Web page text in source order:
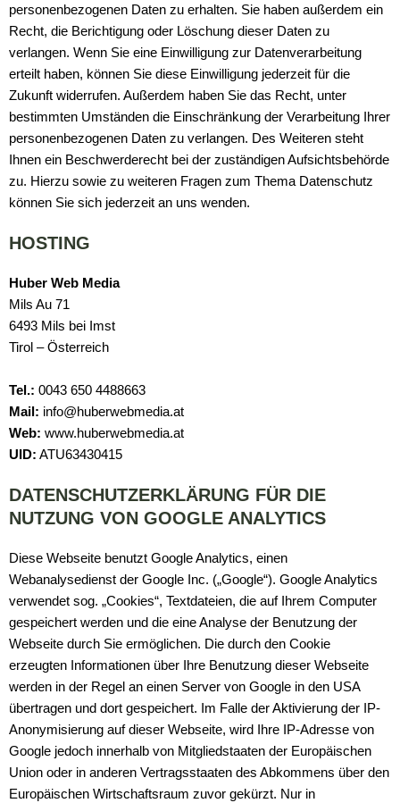
personenbezogenen Daten zu erhalten. Sie haben außerdem ein
Recht, die Berichtigung oder Löschung dieser Daten zu
verlangen. Wenn Sie eine Einwilligung zur Datenverarbeitung
erteilt haben, können Sie diese Einwilligung jederzeit für die
Zukunft widerrufen. Außerdem haben Sie das Recht, unter
bestimmten Umständen die Einschränkung der Verarbeitung Ihrer
personenbezogenen Daten zu verlangen. Des Weiteren steht
Ihnen ein Beschwerderecht bei der zuständigen Aufsichtsbehörde
zu. Hierzu sowie zu weiteren Fragen zum Thema Datenschutz
können Sie sich jederzeit an uns wenden.
HOSTING
Huber Web Media
Mils Au 71
6493 Mils bei Imst
Tirol – Österreich
Tel.: 0043 650 4488663
Mail: info@huberwebmedia.at
Web: www.huberwebmedia.at
UID: ATU63430415
DATENSCHUTZERKLÄRUNG FÜR DIE
NUTZUNG VON GOOGLE ANALYTICS
Diese Webseite benutzt Google Analytics, einen
Webanalysedienst der Google Inc. („Google“). Google Analytics
verwendet sog. „Cookies“, Textdateien, die auf Ihrem Computer
gespeichert werden und die eine Analyse der Benutzung der
Webseite durch Sie ermöglichen. Die durch den Cookie
erzeugten Informationen über Ihre Benutzung dieser Webseite
werden in der Regel an einen Server von Google in den USA
übertragen und dort gespeichert. Im Falle der Aktivierung der IP-
Anonymisierung auf dieser Webseite, wird Ihre IP-Adresse von
Google jedoch innerhalb von Mitgliedstaaten der Europäischen
Union oder in anderen Vertragsstaaten des Abkommens über den
Europäischen Wirtschaftsraum zuvor gekürzt. Nur in